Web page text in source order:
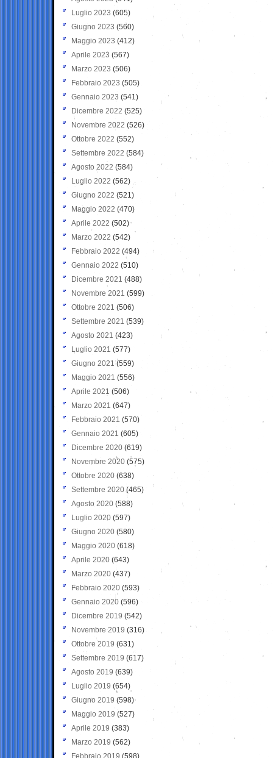
Luglio 2023 (605)
Giugno 2023 (560)
Maggio 2023 (412)
Aprile 2023 (567)
Marzo 2023 (506)
Febbraio 2023 (505)
Gennaio 2023 (541)
Dicembre 2022 (525)
Novembre 2022 (526)
Ottobre 2022 (552)
Settembre 2022 (584)
Agosto 2022 (584)
Luglio 2022 (562)
Giugno 2022 (521)
Maggio 2022 (470)
Aprile 2022 (502)
Marzo 2022 (542)
Febbraio 2022 (494)
Gennaio 2022 (510)
Dicembre 2021 (488)
Novembre 2021 (599)
Ottobre 2021 (506)
Settembre 2021 (539)
Agosto 2021 (423)
Luglio 2021 (577)
Giugno 2021(559)
Maggio 2021 (556)
Aprile 2021 (506)
Marzo 2021 (647)
Febbraio 2021 (570)
Gennaio 2021 (605)
Dicembre 2020 (619)
Novembre 2020 (575)
Ottobre 2020 (638)
Settembre 2020(465)
Agosto 2020 (588)
Luglio 2020 (597)
Giugno 2020 (580)
Maggio 2020 (618)
Aprile 2020 (643)
Marzo 2020 (437)
Febbraio 2020 (593)
Gennaio 2020 (596)
Dicembre 2019 (542)
Novembre 2019 (316)
Ottobre 2019 (631)
Settembre 2019 (617)
Agosto 2019 (639)
Luglio 2019 (654)
Giugno 2019 (598)
Maggio 2019 (527)
Aprile 2019 (383)
Marzo 2019 (562)
Febbraio 2019 (598)